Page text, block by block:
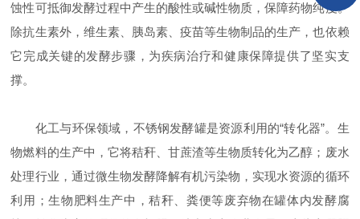
蚀性可抵御发酵过程中产生的酸性或碱性物质，保障药物纯度。
除抗生素外，维生素、胰岛素、疫苗等生物制品的生产，也依赖
它完成关键的发酵步骤，为疾病治疗和健康保障提供了坚实支
撑。
化工与环保领域，不锈钢发酵罐是资源利用的“转化器”。生
物燃料的生产中，它将秸秆、甘蔗渣等生物质转化为乙醇；废水
处理行业，通过微生物发酵降解有机污染物，实现水资源的循环
利用；生物肥料生产中，秸秆、粪便等废弃物在罐体内发酵腐